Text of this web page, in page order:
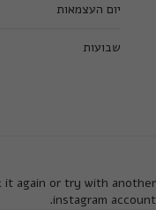
יום העצמאות
שבועות
it again or try with another
instagram account.